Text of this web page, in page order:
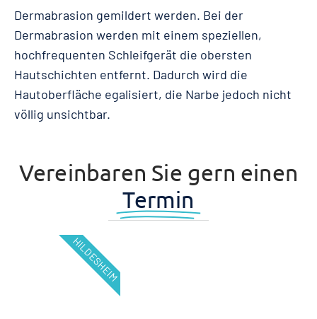
Dermabrasion gemildert werden. Bei der
Dermabrasion werden mit einem speziellen,
hochfrequenten Schleifgerät die obersten
Hautschichten entfernt. Dadurch wird die
Hautoberfläche egalisiert, die Narbe jedoch nicht
völlig unsichtbar.
Vereinbaren Sie gern einen
Termin
HILDESHEIM